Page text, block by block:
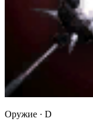
Оружие · D